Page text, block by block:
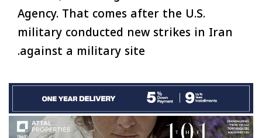
Agency. That comes after the U.S.
military conducted new strikes in Iran
against a military site.